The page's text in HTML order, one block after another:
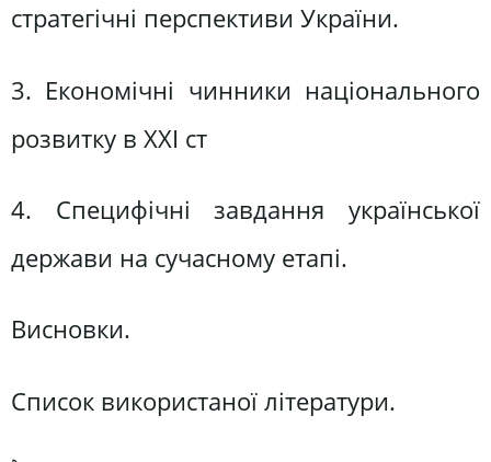
стратегічні перспективи України.
3. Економічні чинники національного
розвитку в ХХІ ст
4. Специфічні завдання української
держави на сучасному етапі.
Висновки.
Список використаної літератури.